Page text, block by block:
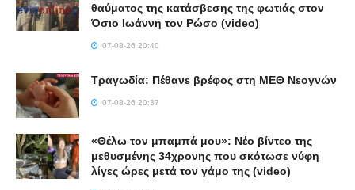
θαύματος της κατάσβεσης της φωτιάς στον
Όσιο Ιωάννη τον Ρώσο (video)
07-08-26 20:40
Τραγωδία: Πέθανε βρέφος στη ΜΕΘ Νεογνών
07-08-26 20:37
«Θέλω τον μπαμπά μου»: Νέο βίντεο της
μεθυσμένης 34χρονης που σκότωσε νύφη
λίγες ώρες μετά τον γάμο της (video)